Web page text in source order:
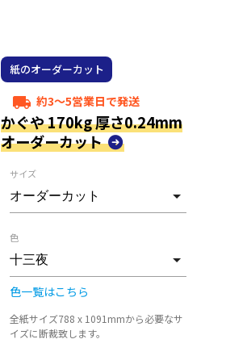
紙のオーダーカット
local_shipping 約3～5営業日で発送
かぐや 170kg 厚さ0.24mm
オーダーカット
サイズ
色
色一覧はこちら
全紙サイズ788 x 1091mmから必要なサ
イズに断裁致します。